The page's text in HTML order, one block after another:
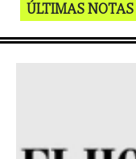
ÚLTIMAS NOTAS